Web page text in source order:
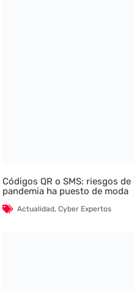
Códigos QR o SMS: riesgos
pandemia ha puesto de moda
Actualidad,Cyber Expertos